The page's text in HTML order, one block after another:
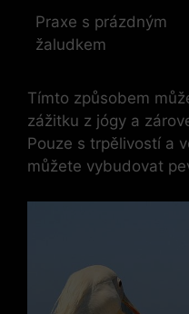
Praxe s prázdným
žaludkem
Tímto způsobem
zážitku z jógy a
Pouze s trpělivostí a
můžete vybudovat